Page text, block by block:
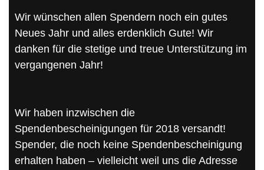
Wir wünschen allen Spendern noch ein gutes
Neues Jahr und alles erdenklich Gute! Wir
danken für die stetige und treue Unterstützung im
vergangenen Jahr!
Wir haben inzwischen die
Spendenbescheinigungen für 2018 versandt!
Spender, die noch keine Spendenbescheinigung
erhalten haben – vielleicht weil uns die Adresse